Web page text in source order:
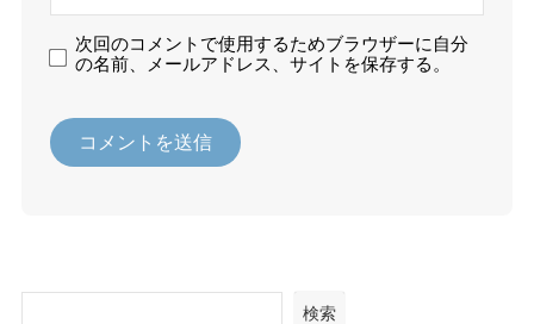
次回のコメントで使用するためブラウザーに自分
の名前、メールアドレス、サイトを保存する。
検索